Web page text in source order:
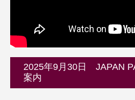
2025年9月30日 JAPAN
案内